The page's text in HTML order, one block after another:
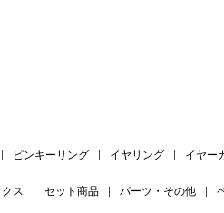
ピンキーリング イヤリング イヤー
ス セット商品 パーツ・その他